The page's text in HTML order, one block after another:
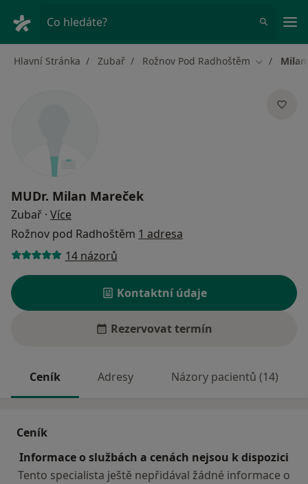
Co hledáte?
Hlavní Stránka Zubař Rožnov Pod Radhoštěm Změna
MUDr. Milan Mareček
Zubař · Více
Rožnov pod Radhoštěm 1 adresa
14 názorů
Kontaktní údaje
Rezervovat termín
Ceník Adresy Názory pacientů (14)
Ceník
Informace o službách a cenách nejsou k dispozici
Tento specialista ještě nepřidával žádné informace o